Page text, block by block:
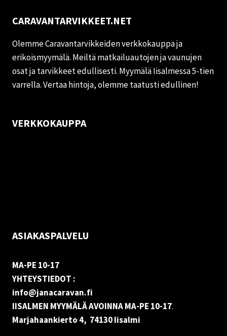
CARAVANTARVIKKEET.NET
Olemme Caravantarvikkeiden verkkokauppa ja
erikoismyymälä. Meiltä matkailuautojen ja vaunujen
osat ja tarvikkeet edullisesti. Myymälä Iisalmessa 5-tien
varrella. Vertaa hintoja, olemme taatusti edullinen!
VERKKOKAUPPA
ASIAKASPALVELU
MA-PE 10-17
YHTEYSTIEDOT :
info@janacaravan.fi
IISALMEN MYYMÄLÄ AVOINNA MA-PE 10-17.
Marjahaankierto 4, 74130 Iisalmi